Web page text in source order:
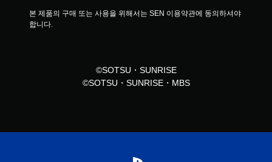
본 제품의 구매 또는 사용을 위해서는 SEN 이용약관에 동의하셔야
합니다.
©SOTSU・SUNRISE
©SOTSU・SUNRISE・MBS